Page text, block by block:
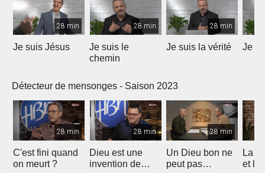
28 min
Je suis Jésus
28 min
Je suis le
chemin
28 min
Je suis la vérité Je
Détecteur de mensonges - Saison 2023
28 min
C'est fini quand
on meurt ?
28 min
Dieu est une
invention de
28 min
Un Dieu bon ne
peut pas
La
et la